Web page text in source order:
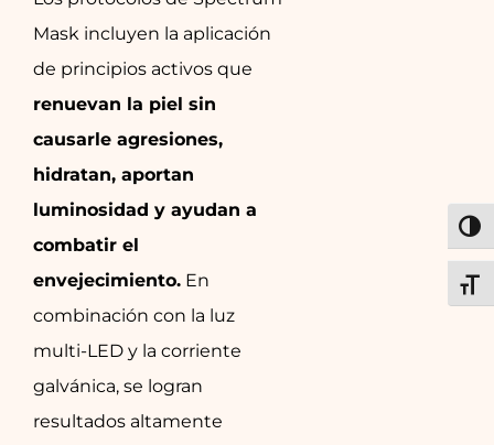
Mask incluyen la aplicación
de principios activos que
renuevan la piel sin
causarle agresiones,
hidratan, aportan
luminosidad y ayudan a
combatir el
envejecimiento. En
combinación con la luz
multi-LED y la corriente
galvánica, se logran
resultados altamente